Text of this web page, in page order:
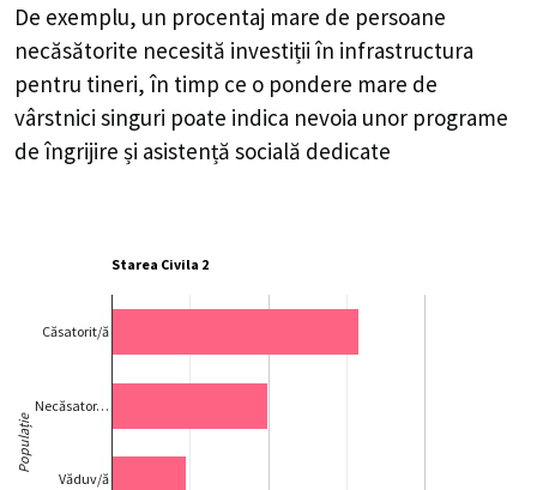
De exemplu, un procentaj mare de persoane
necăsătorite necesită investiții în infrastructura
pentru tineri, în timp ce o pondere mare de
vârstnici singuri poate indica nevoia unor programe
de îngrijire și asistență socială dedicate
Starea Civila 2
Căsatorit/ă
Necăsator…
Văduv/ă
Populație